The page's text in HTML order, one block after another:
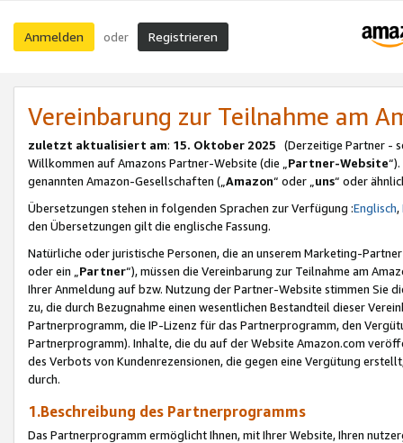
Anmelden oder Registrieren
Vereinbarung zur Teilnahme am
zuletzt aktualisiert am: 15. Oktober 2025 (Derzeitige Partner -
Willkommen auf Amazons Partner-Website (die „Partner-Website
genannten Amazon-Gesellschaften („Amazon“ oder „uns“ oder
Übersetzungen stehen in folgenden Sprachen zur Verfügung :Englisch,
den Übersetzungen gilt die englische Fassung.
Natürliche oder juristische Personen, die an unserem Marketing-
oder ein „Partner“), müssen die Vereinbarung zur Teilnahme am
Ihrer Anmeldung auf bzw. Nutzung der Partner-Website stimmen Sie
zu, die durch Bezugnahme einen wesentlichen Bestandteil dieser
Partnerprogramm, die IP-Lizenz für das Partnerprogramm, den
Partnerprogramm). Inhalte, die du auf der Website Amazon.com
des Verbots von Kundenrezensionen, die gegen eine Vergütung
durch.
1.Beschreibung des Partnerprogramms
Das Partnerprogramm ermöglicht Ihnen, mit Ihrer Website, Ihren